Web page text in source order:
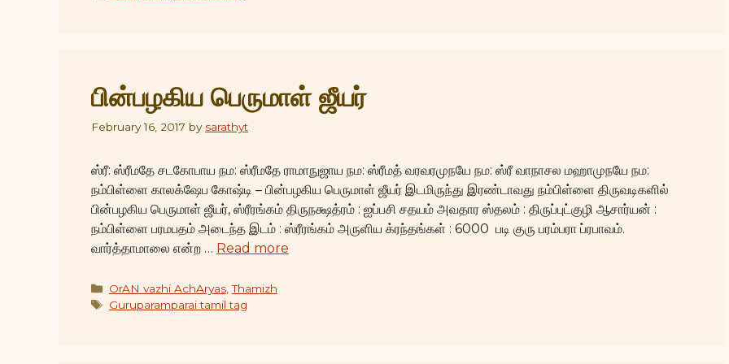
பின்பழகிய பெருமாள் ஜீயர்
February 16, 2017 by sarathyt
ஸ்ரீ: ஸ்ரீமதே சடகோபாய நம: ஸ்ரீமதே ராமாநுஜாய நம: ஸ்ரீமத் வரவரமுநயே நம: ஸ்ரீ வாநாசல மஹாமுநயே நம:
நம்பிள்ளை காலக்ஷேப கோஷ்டி – பின்பழகிய பெருமாள் ஜீயர் இடமிருந்து இரண்டாவது நம்பிள்ளை திருவடிகளில்
பின்பழகிய பெருமாள் ஜீயர், ஸ்ரீரங்கம் திருநக்ஷத்ரம் : ஐப்பசி சதயம் அவதார ஸ்தலம் : திருப்புட்குழி ஆசார்யன் :
நம்பிள்ளை பரமபதம் அடைந்த இடம் : ஸ்ரீரங்கம் அருளிய க்ரந்தங்கள் : 6000 படி குரு பரம்பரா ப்ரபாவம்.
வார்த்தாமாலை என்ற … Read more
Categories
OrAN vazhi AchAryas,Thamizh
Tags
Guruparamparai tamil tag